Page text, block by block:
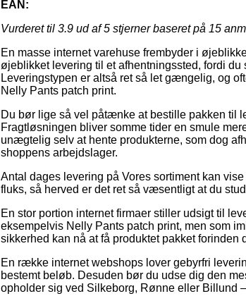
EAN:
Vurderet til 3.9 ud af 5 stjerner baseret på 15
En masse internet varehuse frembyder i
øjeblikket levering til et afhentningssted, fordi
Leveringstypen er altså ret så let gængelig, og
Nelly Pants patch print.
Du bør lige så vel påtænke at bestille pakken til
Fragtløsningen bliver somme tider en smule
unægtelig selv at hente produkterne, som dog
shoppens arbejdslager.
Antal dages levering på Vores sortiment kan
fluks, så herved er det ret så væsentligt at du
En stor portion internet firmaer stiller udsigt til
eksempelvis Nelly Pants patch print, men som
sikkerhed kan nå at få produktet pakket forinden
En række internet webshops lover gebyrfri
bestemt beløb. Desuden bør du udse dig den
opholder sig ved Silkeborg, Rønne eller Billund